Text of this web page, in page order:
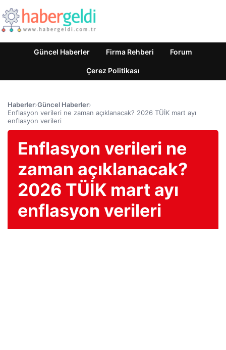
Güncel Haberler Firma Rehberi Forum
Çerez Politikası
Haberler›Güncel Haberler›
Enflasyon verileri ne zaman açıklanacak? 2026 TÜİK mart ayı
enflasyon verileri
Enflasyon verileri ne
zaman açıklanacak?
2026 TÜİK mart ayı
enflasyon verileri